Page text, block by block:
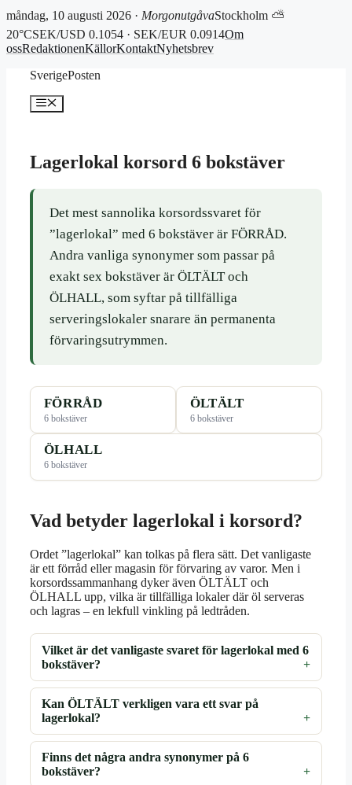
måndag, 10 augusti 2026 · MorgonutgåvaStockholm ⛅
20°CSEK/USD 0.1054 · SEK/EUR 0.0914Om
ossRedaktionenKällorKontaktNyhetsbrev
SverigePosten
Meny
Lagerlokal korsord 6 bokstäver
Det mest sannolika korsordssvaret för
”lagerlokal” med 6 bokstäver är FÖRRÅD.
Andra vanliga synonymer som passar på
exakt sex bokstäver är ÖLTÄLT och
ÖLHALL, som syftar på tillfälliga
serveringslokaler snarare än permanenta
förvaringsutrymmen.
FÖRRÅD
6 bokstäver
ÖLTÄLT
6 bokstäver
ÖLHALL
6 bokstäver
Vad betyder lagerlokal i korsord?
Ordet ”lagerlokal” kan tolkas på flera sätt. Det vanligaste
är ett förråd eller magasin för förvaring av varor. Men i
korsordssammanhang dyker även ÖLTÄLT och
ÖLHALL upp, vilka är tillfälliga lokaler där öl serveras
och lagras – en lekfull vinkling på ledtråden.
Vilket är det vanligaste svaret för lagerlokal med 6
bokstäver?
Kan ÖLTÄLT verkligen vara ett svar på
lagerlokal?
Finns det några andra synonymer på 6
bokstäver?